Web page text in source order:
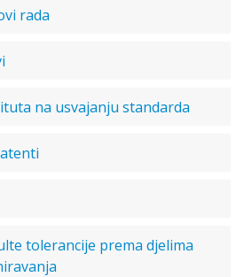
rada
na usvajanju standarda
tolerancije prema djelima